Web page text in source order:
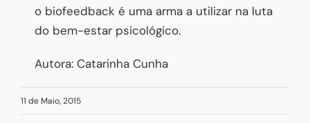
o biofeedback é uma arma a utilizar na luta
do bem-estar psicológico.
Autora: Catarinha Cunha
11 de Maio, 2015